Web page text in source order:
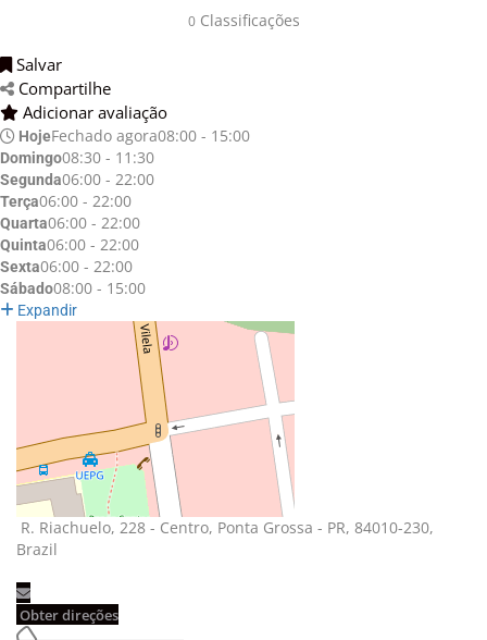
0Classificações
Salvar
Compartilhe
Adicionar avaliação
HojeFechado agora08:00 - 15:00
Domingo08:30 - 11:30
Segunda06:00 - 22:00
Terça06:00 - 22:00
Quarta06:00 - 22:00
Quinta06:00 - 22:00
Sexta06:00 - 22:00
Sábado08:00 - 15:00
Expandir
R. Riachuelo, 228 - Centro, Ponta Grossa - PR, 84010-230,
Brazil
Obter direções